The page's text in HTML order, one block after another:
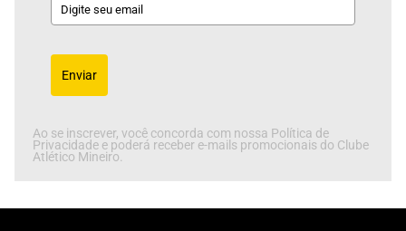
Enviar
Ao se inscrever, você concorda com nossa Política de
Privacidade e poderá receber e-mails promocionais do Clube
Atlético Mineiro.